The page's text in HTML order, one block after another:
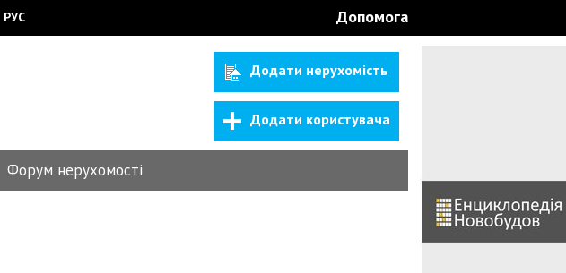
РУС Допомога
Додати нерухомість
Додати користувача
Форум нерухомості